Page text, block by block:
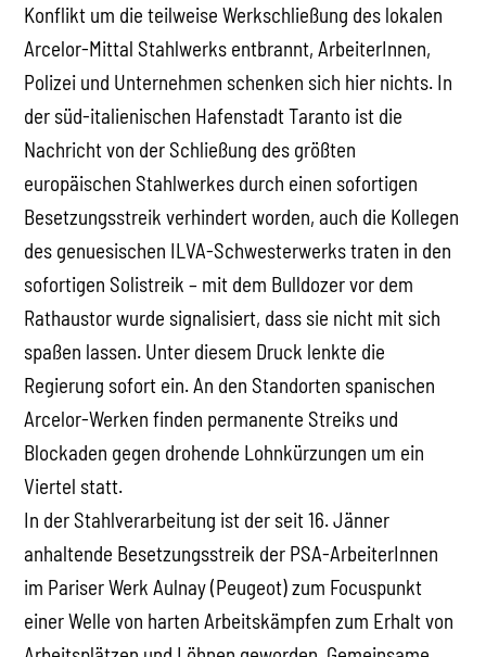
Konflikt um die teilweise Werkschließung des lokalen
Arcelor-Mittal Stahlwerks entbrannt, ArbeiterInnen,
Polizei und Unternehmen schenken sich hier nichts. In
der süd-italienischen Hafenstadt Taranto ist die
Nachricht von der Schließung des größten
europäischen Stahlwerkes durch einen sofortigen
Besetzungsstreik verhindert worden, auch die Kollegen
des genuesischen ILVA-Schwesterwerks traten in den
sofortigen Solistreik – mit dem Bulldozer vor dem
Rathaustor wurde signalisiert, dass sie nicht mit sich
spaßen lassen. Unter diesem Druck lenkte die
Regierung sofort ein. An den Standorten spanischen
Arcelor-Werken finden permanente Streiks und
Blockaden gegen drohende Lohnkürzungen um ein
Viertel statt.
In der Stahlverarbeitung ist der seit 16. Jänner
anhaltende Besetzungsstreik der PSA-ArbeiterInnen
im Pariser Werk Aulnay (Peugeot) zum Focuspunkt
einer Welle von harten Arbeitskämpfen zum Erhalt von